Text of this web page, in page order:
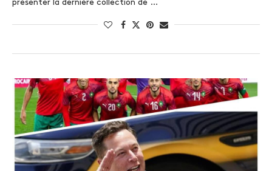
présenter la dernière collection de …